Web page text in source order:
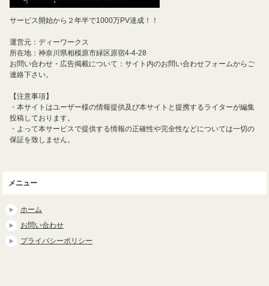
サービス開始から２年半で1000万PV達成！！
運営元：ディーワークス
所在地：神奈川県相模原市緑区原宿4-4-28
お問い合わせ・広告掲載について：サイト内のお問い合わせフォームからご
連絡下さい。
【注意事項】
・本サイトはユーザー様の情報提供及び本サイトと提携するライターが編集
投稿しております。
・よって本サービスで提供する情報の正確性や完全性などについては一切の
保証を致しません。
メニュー
ホーム
お問い合わせ
プライバシーポリシー